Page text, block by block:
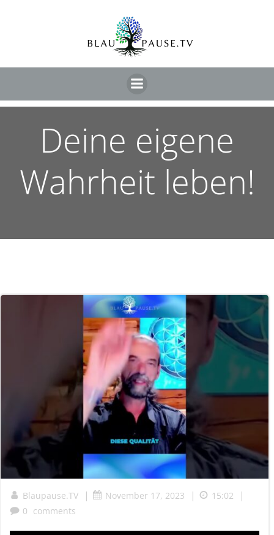
Deine eigene
Wahrheit leben!
Blaupause.TV | November 17, 2023 | 15:02 |
0 comments